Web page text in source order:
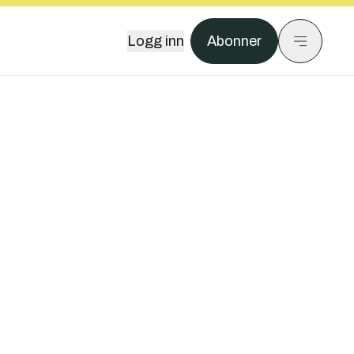
Logg inn Abonner